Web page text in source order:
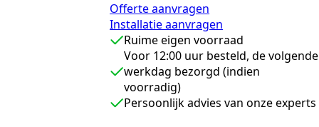
Offerte aanvragen
Installatie aanvragen
Ruime eigen voorraad
Voor 12:00 uur besteld, de volgende
werkdag bezorgd (indien
voorradig)
Persoonlijk advies van onze experts